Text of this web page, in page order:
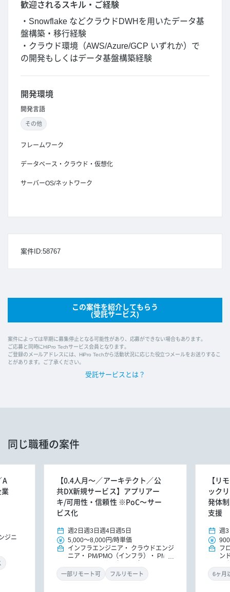
歓迎されるスキル・ご経験
・Snowflake などクラウドDWHを用いたデータ基
盤構築・移行経験
・クラウド環境（AWS/Azure/GCP いずれか）で
の開発もしくはデータ基盤構築経験
開発環境
開発言語
その他
フレームワーク
データベース・クラウド・仮想化
サーバーOS/ネットワーク
案件ID:58767
この案件を紹介してもらう
(受託サービス)
案件によっては早期に募集停止となる可能性があり、応募ができない場合もあります。
ご応募と同時にHiPro Techサービス会員となります。
ご登録のメールアドレスには、HiPro Techから活動状況に応じた役立つメールをお送りするこ
とがあります。ご了承ください。
受託サービスとは？
同じ職種の案件
A
ジニ
【0.4人月～／アーキテクト／公
共DX新規サービス】アプリアー
キ/可用性・信頼性 ※PoC～サー
ビス化
週2日 週3日 週4日 週5日
5,000～8,000円/時単価
インフラエンジニア
クラウドエンジ
ニア
PM/PMO（インフラ）
PM/P
ラ）
ITコンサルタント
一部リモート可 フルリモート
【リ
ック
発体
支援
週3
フ
ン
ニ